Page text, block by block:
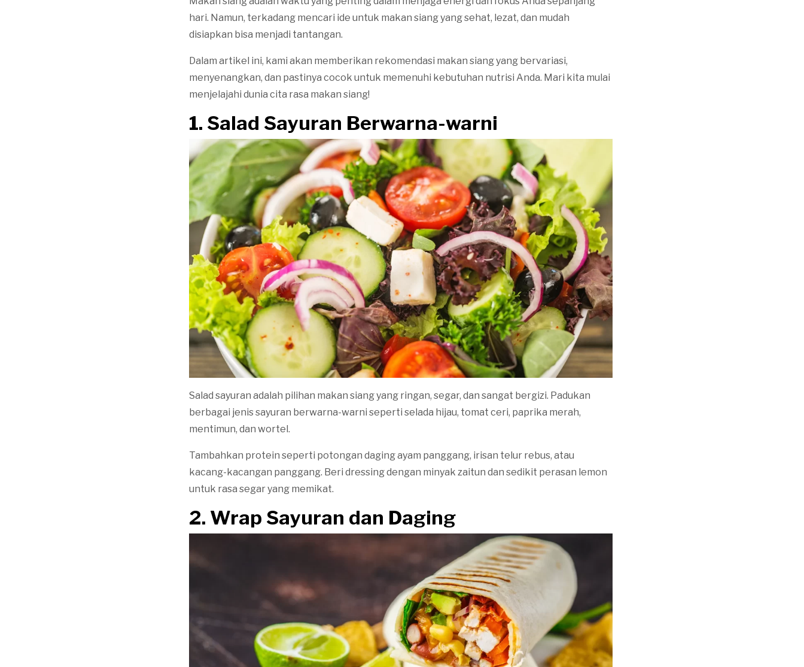
hari. Namun, terkadang mencari ide untuk makan siang yang sehat, lezat, dan mudah
disiapkan bisa menjadi tantangan.
Dalam artikel ini, kami akan memberikan rekomendasi makan siang yang bervariasi,
menyenangkan, dan pastinya cocok untuk memenuhi kebutuhan nutrisi Anda. Mari kita mulai
menjelajahi dunia cita rasa makan siang!
1. Salad Sayuran Berwarna-warni
Salad sayuran adalah pilihan makan siang yang ringan, segar, dan sangat bergizi. Padukan
berbagai jenis sayuran berwarna-warni seperti selada hijau, tomat ceri, paprika merah,
mentimun, dan wortel.
Tambahkan protein seperti potongan daging ayam panggang, irisan telur rebus, atau
kacang-kacangan panggang. Beri dressing dengan minyak zaitun dan sedikit perasan lemon
untuk rasa segar yang memikat.
2. Wrap Sayuran dan Daging